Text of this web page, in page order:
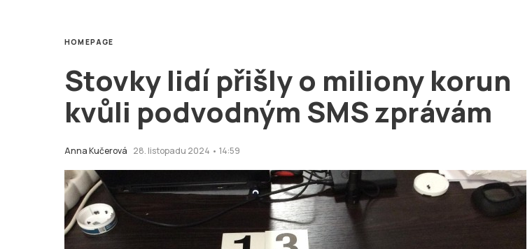
Stovky lidí přišly o miliony korun
kvůli podvodným SMS zprávám
Anna Kučerová 28. listopadu 2024 • 14:59
HOMEPAGE